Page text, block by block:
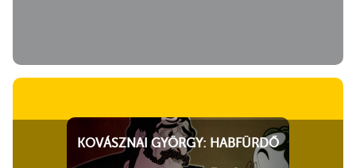
KOVÁSZNAI GYÖRGY: HABFÜRDŐ